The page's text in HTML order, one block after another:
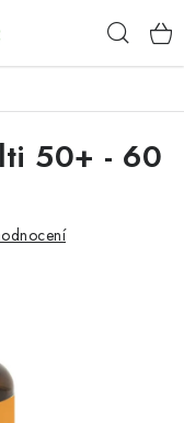
50+ - 60